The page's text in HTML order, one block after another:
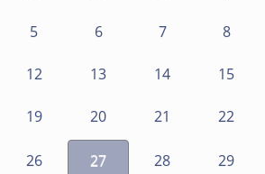
5 6 7 8
12 13 14 15
19 20 21 22
26 27 28 29